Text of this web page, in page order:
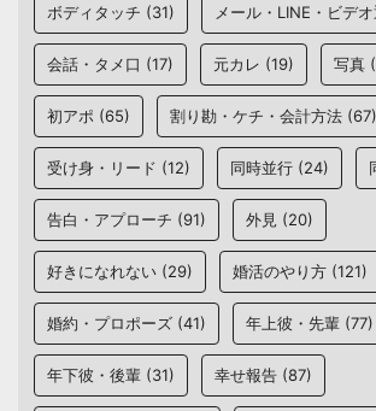
ボディタッチ (31) メール・LINE・ビデ
会話・タメ口 (17) 元カレ (19) 写真
初アポ (65) 割り勘・ケチ・会計方法 (67)
受け身・リード (12) 同時並行 (24)
告白・アプローチ (91) 外見 (20)
好きになれない (29) 婚活のやり方 (121)
婚約・プロポーズ (41) 年上彼・先輩 (77)
年下彼・後輩 (31) 幸せ報告 (87)